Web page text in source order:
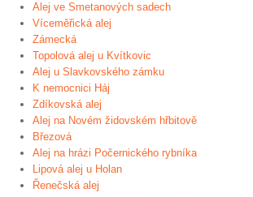
Alej ve Smetanových sadech
Víceměřická alej
Zámecká
Topolová alej u Kvítkovic
Alej u Slavkovského zámku
K nemocnici Háj
Zdíkovská alej
Alej na Novém židovském hřbitově
Březová
Alej na hrázi Počernického rybníka
Lipová alej u Holan
Řenečská alej